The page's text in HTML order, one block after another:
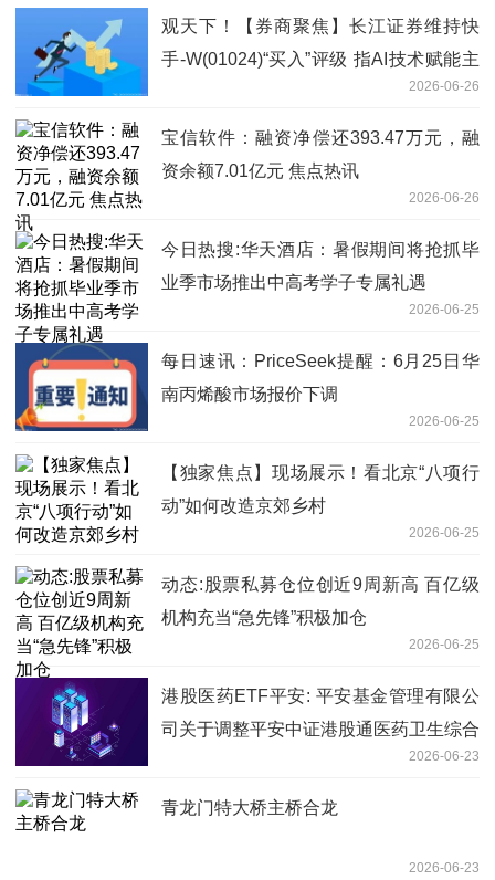
观天下！【券商聚焦】长江证券维持快
手-W(01024)“买入”评级 指AI技术赋能主
2026-06-26
宝信软件：融资净偿还393.47万元，融
资余额7.01亿元 焦点热讯
2026-06-26
今日热搜:华天酒店：暑假期间将抢抓毕
业季市场推出中高考学子专属礼遇
2026-06-25
每日速讯：PriceSeek提醒：6月25日华
南丙烯酸市场报价下调
2026-06-25
【独家焦点】现场展示！看北京“八项行
动”如何改造京郊乡村
2026-06-25
动态:股票私募仓位创近9周新高 百亿级
机构充当“急先锋”积极加仓
2026-06-25
港股医药ETF平安: 平安基金管理有限公
司关于调整平安中证港股通医药卫生综合
交易型开放式指数证券投资基金主流动性
服务商为一般流动性服务商的公告 热点
2026-06-23
青龙门特大桥主桥合龙
2026-06-23